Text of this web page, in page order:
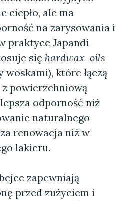
ciepło, ale ma
na zarysowania i
praktyce Japandi
się hardwax-oils
woskami), które łączą
powierzchniową
odporność niż
naturalnego
renowacja niż w
lakieru.
zapewniają
przed zużyciem i